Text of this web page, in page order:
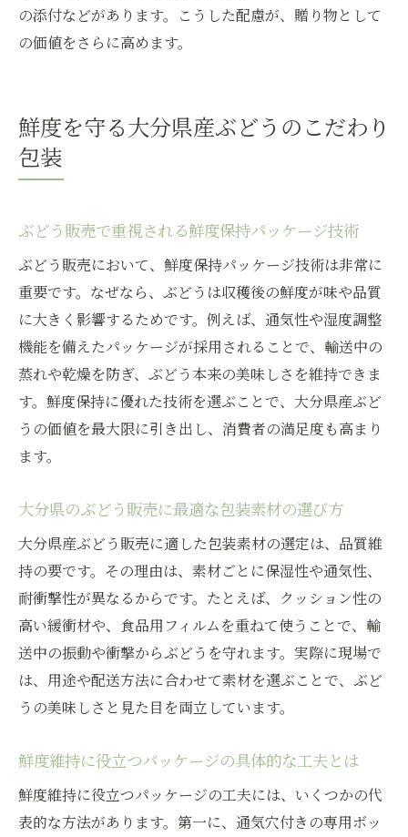
の添付などがあります。こうした配慮が、贈り物として
の価値をさらに高めます。
鮮度を守る大分県産ぶどうのこだわり
包装
ぶどう販売で重視される鮮度保持パッケージ技術
ぶどう販売において、鮮度保持パッケージ技術は非常に
重要です。なぜなら、ぶどうは収穫後の鮮度が味や品質
に大きく影響するためです。例えば、通気性や湿度調整
機能を備えたパッケージが採用されることで、輸送中の
蒸れや乾燥を防ぎ、ぶどう本来の美味しさを維持できま
す。鮮度保持に優れた技術を選ぶことで、大分県産ぶど
うの価値を最大限に引き出し、消費者の満足度も高まり
ます。
大分県のぶどう販売に最適な包装素材の選び方
大分県産ぶどう販売に適した包装素材の選定は、品質維
持の要です。その理由は、素材ごとに保湿性や通気性、
耐衝撃性が異なるからです。たとえば、クッション性の
高い緩衝材や、食品用フィルムを重ねて使うことで、輸
送中の振動や衝撃からぶどうを守れます。実際に現場で
は、用途や配送方法に合わせて素材を選ぶことで、ぶど
うの美味しさと見た目を両立しています。
鮮度維持に役立つパッケージの具体的な工夫とは
鮮度維持に役立つパッケージの工夫には、いくつかの代
表的な方法があります。第一に、通気穴付きの専用ボッ